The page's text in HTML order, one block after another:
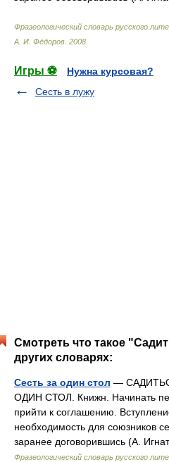
Фразеологический словарь русского
А. И. Фёдоров 2008
Игры ⚽
Нужна курсовая?
Сесть в лужу
Смотреть что такое
других словарях:
Сесть за один стол —
ОДИН СТОЛ. Книжн. Начинать
прийти к соглашению.
необходимость для союзников
заранее договорившись (А.
Фразеологический словарь русского